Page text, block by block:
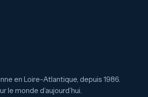
en Loire-Atlantique, depuis 1986.
le monde d’aujourd’hui.